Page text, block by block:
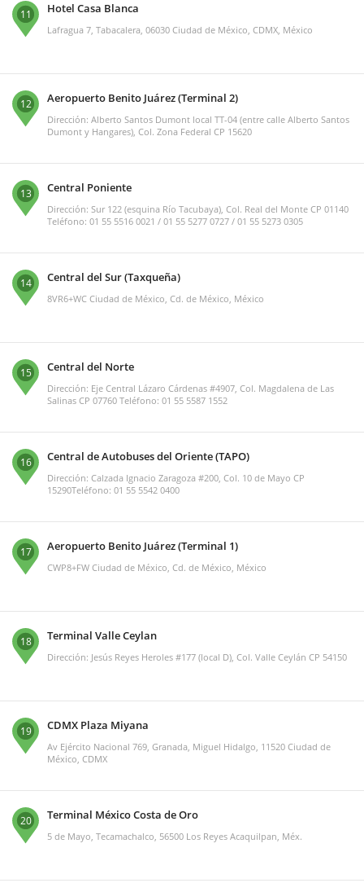
11 Hotel Casa Blanca
Lafragua 7, Tabacalera, 06030 Ciudad de México, CDMX, México
12 Aeropuerto Benito Juárez (Terminal 2)
Dirección: Alberto Santos Dumont local TT-04 (entre calle Alberto Santos
Dumont y Hangares), Col. Zona Federal CP 15620
13 Central Poniente
Dirección: Sur 122 (esquina Río Tacubaya), Col. Real del Monte CP 01140
Teléfono: 01 55 5516 0021 / 01 55 5277 0727 / 01 55 5273 0305
14 Central del Sur (Taxqueña)
8VR6+WC Ciudad de México, Cd. de México, México
15 Central del Norte
Dirección: Eje Central Lázaro Cárdenas #4907, Col. Magdalena de Las
Salinas CP 07760 Teléfono: 01 55 5587 1552
16 Central de Autobuses del Oriente (TAPO)
Dirección: Calzada Ignacio Zaragoza #200, Col. 10 de Mayo CP
15290Teléfono: 01 55 5542 0400
17 Aeropuerto Benito Juárez (Terminal 1)
CWP8+FW Ciudad de México, Cd. de México, México
18 Terminal Valle Ceylan
Dirección: Jesús Reyes Heroles #177 (local D), Col. Valle Ceylán CP 54150
19 CDMX Plaza Miyana
Av Ejército Nacional 769, Granada, Miguel Hidalgo, 11520 Ciudad de
México, CDMX
20 Terminal México Costa de Oro
5 de Mayo, Tecamachalco, 56500 Los Reyes Acaquilpan, Méx.